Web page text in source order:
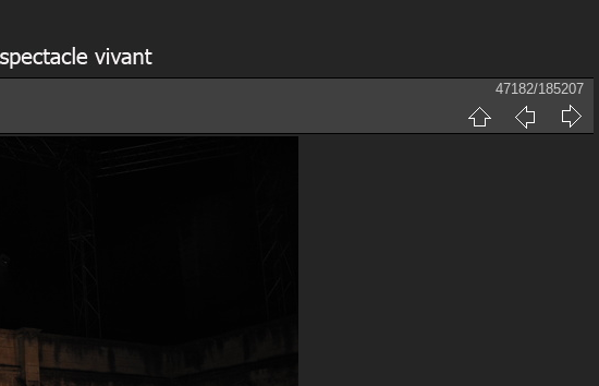
47182/185207